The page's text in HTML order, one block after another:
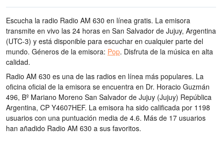
Escucha la radio Radio AM 630 en línea gratis. La emisora
transmite en vivo las 24 horas en San Salvador de Jujuy, Argentina
(UTC-3) y está disponible para escuchar en cualquier parte del
mundo. Géneros de la emisora: Pop. Disfruta de la música en alta
calidad.
Radio AM 630 es una de las radios en línea más populares. La
oficina oficial de la emisora se encuentra en Dr. Horacio Guzmán
496, Bº Mariano Moreno San Salvador de Jujuy (Jujuy) República
Argentina, CP Y4607HEF. La emisora ha sido calificada por 1198
usuarios con una puntuación media de 4.6. Más de 17 usuarios
han añadido Radio AM 630 a sus favoritos.